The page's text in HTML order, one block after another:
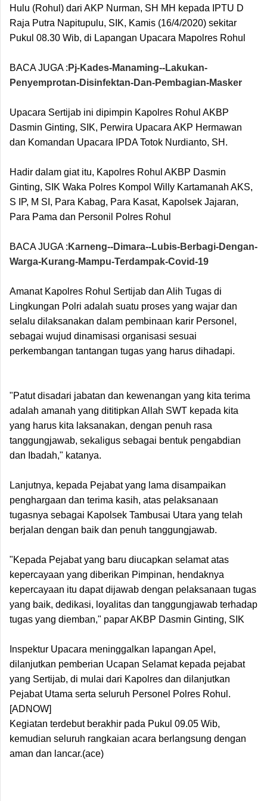
Hulu (Rohul) dari AKP Nurman, SH MH kepada IPTU D
Raja Putra Napitupulu, SIK, Kamis (16/4/2020) sekitar
Pukul 08.30 Wib, di Lapangan Upacara Mapolres Rohul
BACA JUGA : Pj-Kades-Manaming--Lakukan-
Penyemprotan-Disinfektan-Dan-Pembagian-Masker
Upacara Sertijab ini dipimpin Kapolres Rohul AKBP
Dasmin Ginting, SIK, Perwira Upacara AKP Hermawan
dan Komandan Upacara IPDA Totok Nurdianto, SH.
Hadir dalam giat itu, Kapolres Rohul AKBP Dasmin
Ginting, SIK Waka Polres Kompol Willy Kartamanah AKS,
S IP, M SI, Para Kabag, Para Kasat, Kapolsek Jajaran,
Para Pama dan Personil Polres Rohul
BACA JUGA : Karneng--Dimara--Lubis-Berbagi-Dengan-
Warga-Kurang-Mampu-Terdampak-Covid-19
Amanat Kapolres Rohul Sertijab dan Alih Tugas di
Lingkungan Polri adalah suatu proses yang wajar dan
selalu dilaksanakan dalam pembinaan karir Personel,
sebagai wujud dinamisasi organisasi sesuai
perkembangan tantangan tugas yang harus dihadapi.
"Patut disadari jabatan dan kewenangan yang kita terima
adalah amanah yang dititipkan Allah SWT kepada kita
yang harus kita laksanakan, dengan penuh rasa
tanggungjawab, sekaligus sebagai bentuk pengabdian
dan Ibadah," katanya.
Lanjutnya, kepada Pejabat yang lama disampaikan
penghargaan dan terima kasih, atas pelaksanaan
tugasnya sebagai Kapolsek Tambusai Utara yang telah
berjalan dengan baik dan penuh tanggungjawab.
"Kepada Pejabat yang baru diucapkan selamat atas
kepercayaan yang diberikan Pimpinan, hendaknya
kepercayaan itu dapat dijawab dengan pelaksanaan tugas
yang baik, dedikasi, loyalitas dan tanggungjawab terhadap
tugas yang diemban," papar AKBP Dasmin Ginting, SIK
Inspektur Upacara meninggalkan lapangan Apel,
dilanjutkan pemberian Ucapan Selamat kepada pejabat
yang Sertijab, di mulai dari Kapolres dan dilanjutkan
Pejabat Utama serta seluruh Personel Polres Rohul.
[ADNOW]
Kegiatan terdebut berakhir pada Pukul 09.05 Wib,
kemudian seluruh rangkaian acara berlangsung dengan
aman dan lancar.(ace)